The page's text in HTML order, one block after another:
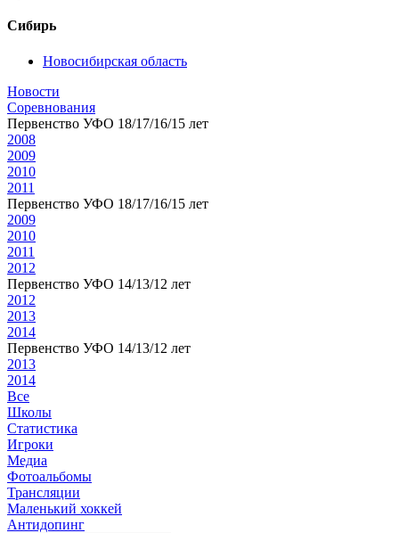
Сибирь
Новосибирская область
Новости
Соревнования
Первенство УФО 18/17/16/15 лет
2008
2009
2010
2011
Первенство УФО 18/17/16/15 лет
2009
2010
2011
2012
Первенство УФО 14/13/12 лет
2012
2013
2014
Первенство УФО 14/13/12 лет
2013
2014
Все
Школы
Статистика
Игроки
Медиа
Фотоальбомы
Трансляции
Маленький хоккей
Антидопинг